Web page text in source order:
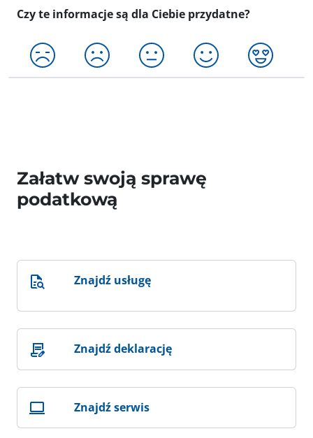
Czy te informacje są dla Ciebie przydatne?
Załatw swoją sprawę
podatkową
Znajdź usługę
Znajdź deklarację
Znajdź serwis